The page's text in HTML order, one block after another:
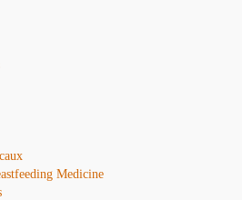
Medicine